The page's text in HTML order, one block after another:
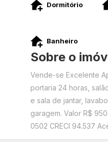
Dormitório
Banheiro
Sobre o
Vende-se Excelente
portaria 24 horas,
e sala de jantar,
garagem. Valor R$
0502 CRECI 94.537